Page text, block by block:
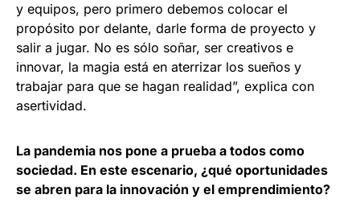
y equipos, pero primero debemos colocar el
propósito por delante, darle forma de proyecto y
salir a jugar. No es sólo soñar, ser creativos e
innovar, la magia está en aterrizar los sueños y
trabajar para que se hagan realidad”, explica con
asertividad.
La pandemia nos pone a prueba a todos como
sociedad. En este escenario, ¿qué oportunidades
se abren para la innovación y el emprendimiento?